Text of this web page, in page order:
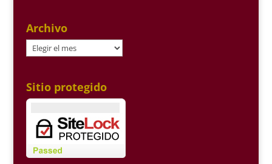
Archivo
Archivo
Sitio protegido